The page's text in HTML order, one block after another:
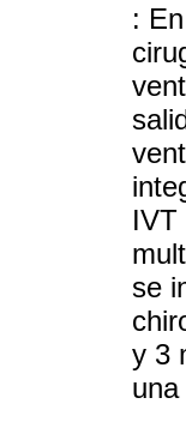
:
IVT
se
y 3